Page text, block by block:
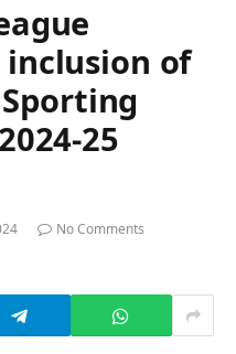
of
25
No Comments